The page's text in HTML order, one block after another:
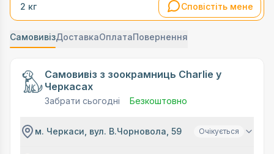
2 кг Сповістіть мене
СамовивізДоставкаОплатаПовернення
Самовивіз з зоокрамниць Charlie у
Черкасах
Забрати сьогодні Безкоштовно
м. Черкаси, вул. В.Чорновола, 59 Очікується